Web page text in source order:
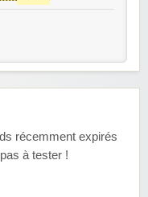
récemment expirés
à tester !